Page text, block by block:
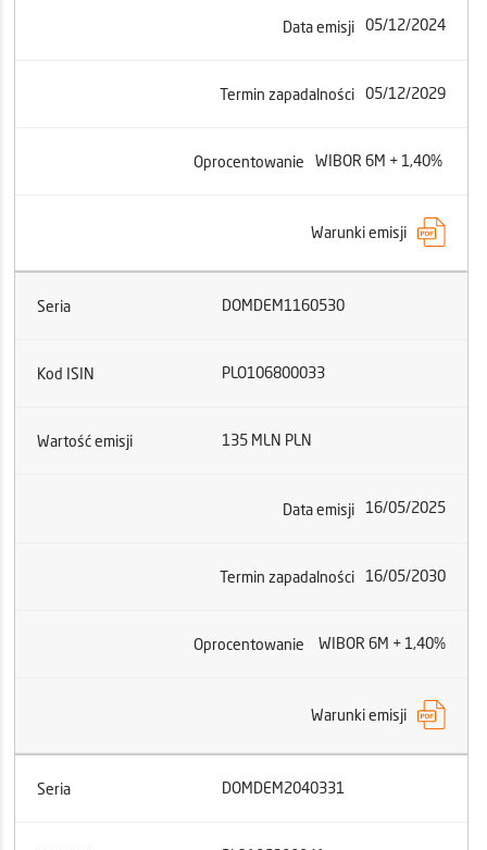
Data emisji 05/12/2024
Termin zapadalności 05/12/2029
Oprocentowanie WIBOR 6M + 1,40%
Warunki emisji
Seria DOMDEM1160530
Kod ISIN PLO106800033
Wartość emisji 135 MLN PLN
Data emisji 16/05/2025
Termin zapadalności 16/05/2030
Oprocentowanie WIBOR 6M + 1,40%
Warunki emisji
Seria DOMDEM2040331